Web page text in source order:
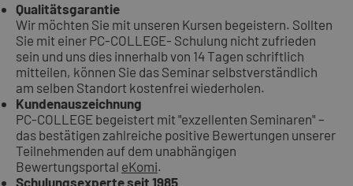
Qualitätsgarantie
Wir möchten Sie mit unseren Kursen begeistern. Sollten
Sie mit einer PC-COLLEGE- Schulung nicht zufrieden
sein und uns dies innerhalb von 14 Tagen schriftlich
mitteilen, können Sie das Seminar selbstverständlich
am selben Standort kostenfrei wiederholen.
Kundenauszeichnung
PC-COLLEGE begeistert mit "exzellenten Seminaren" –
das bestätigen zahlreiche positive Bewertungen unserer
Teilnehmenden auf dem unabhängigen
Bewertungsportal eKomi.
Schulungsexperte seit 1985